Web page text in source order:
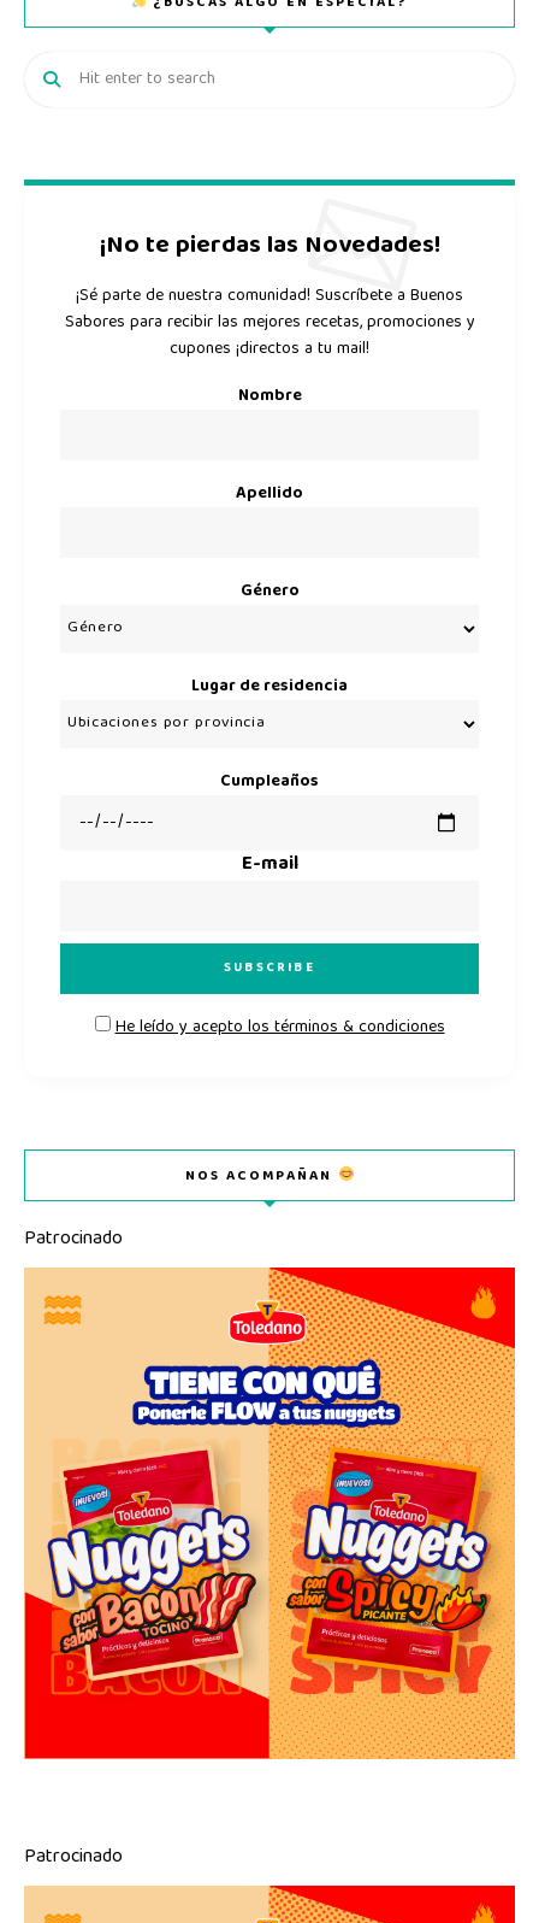
¡No te pierdas las Novedades!
¡Sé parte de nuestra comunidad! Suscríbete a Buenos
Sabores para recibir las mejores recetas, promociones y
cupones ¡directos a tu mail!
Nombre
Apellido
Género
Lugar de residencia
Cumpleaños
E-mail
He leído y acepto los términos & condiciones
NOS ACOMPAÑAN
Patrocinado
Patrocinado